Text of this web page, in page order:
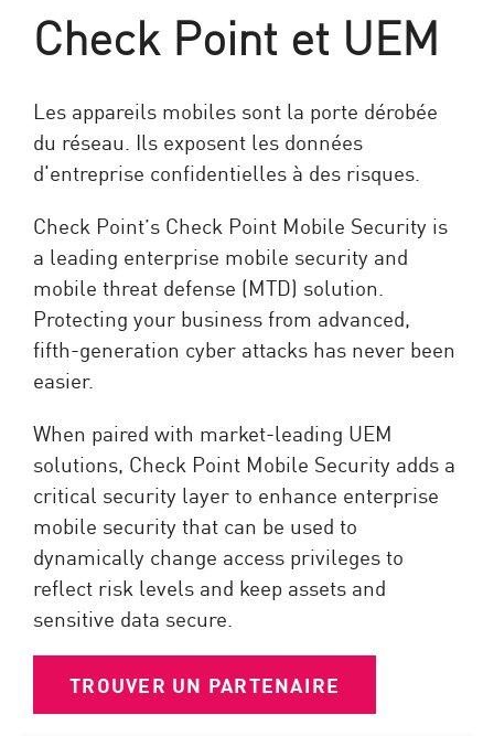
Check Point et UEM
Les appareils mobiles sont la porte dérobée
du réseau. Ils exposent les données
d'entreprise confidentielles à des risques.
Check Point’s Check Point Mobile Security is
a leading enterprise mobile security and
mobile threat defense (MTD) solution.
Protecting your business from advanced,
fifth-generation cyber attacks has never been
easier.
When paired with market-leading UEM
solutions, Check Point Mobile Security adds a
critical security layer to enhance enterprise
mobile security that can be used to
dynamically change access privileges to
reflect risk levels and keep assets and
sensitive data secure.
TROUVER UN PARTENAIRE